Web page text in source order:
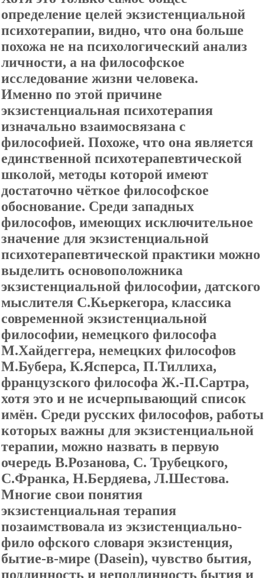
определение целей экзистенциальной
психотерапии, видно, что она больше
похожа не на психологический анализ
личности, а на философское
исследование жизни человека.
Именно по этой причине
экзистенциальная психотерапия
изначально взаимосвязана с
философией. Похоже, что она является
единственной психотерапевтической
школой, методы которой имеют
достаточно чёткое философское
обоснование. Среди западных
философов, имеющих исключительное
значение для экзистенциальной
психотерапевтической практики можно
выделить основоположника
экзистенциальной философии, датского
мыслителя С.Кьеркегора, классика
современной экзистенциальной
философии, немецкого философа
М.Хайдеггера, немецких философов
М.Бубера, К.Ясперса, П.Тиллиха,
французского философа Ж.-П.Сартра,
хотя это и не исчерпывающий список
имён. Среди русских философов, работы
которых важны для экзистенциальной
терапии, можно назвать в первую
очередь В.Розанова, С. Трубецкого,
С.Франка, Н.Бердяева, Л.Шестова.
Многие свои понятия
экзистенциальная терапия
позаимствовала из экзистенциально-
фило офского словаря экзистенция,
бытие-в-мире (Dasein), чувство бытия,
подлинность и неподлинность бытия и